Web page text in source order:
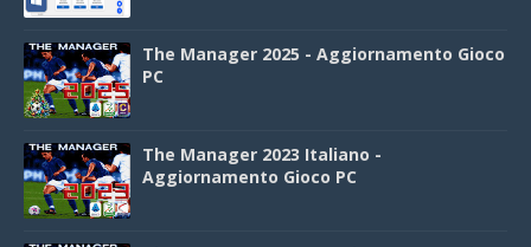
The Manager 2025 - Aggiornamento Gioco
PC
The Manager 2023 Italiano -
Aggiornamento Gioco PC